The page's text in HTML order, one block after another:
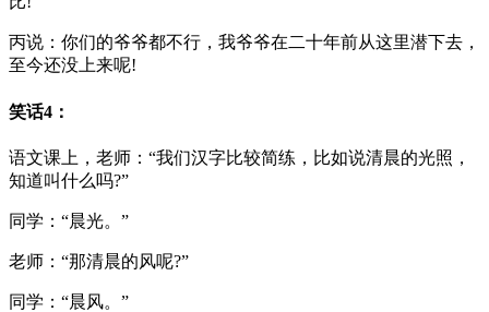
丙说：你们的爷爷都不行，我爷爷在二十年前从这里潜下去，
至今还没上来呢!
笑话4：
语文课上，老师：“我们汉字比较简练，比如说清晨的光照，
知道叫什么吗?”
同学：“晨光。”
老师：“那清晨的风呢?”
同学：“晨风。”